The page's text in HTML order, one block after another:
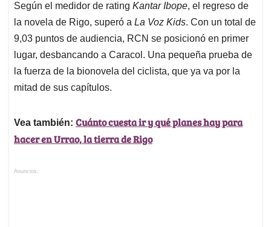
Según el medidor de rating Kantar Ibope, el regreso de
la novela de Rigo, superó a La Voz Kids. Con un total de
9,03 puntos de audiencia, RCN se posicionó en primer
lugar, desbancando a Caracol. Una pequeña prueba de
la fuerza de la bionovela del ciclista, que ya va por la
mitad de sus capítulos.
Vea también: Cuánto cuesta ir y qué planes hay para
hacer en Urrao, la tierra de Rigo
Anuncios.